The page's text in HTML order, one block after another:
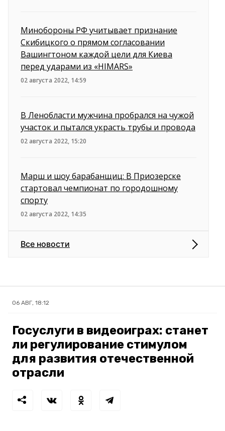
Минобороны РФ учитывает признание
Скибицкого о прямом согласовании
Вашингтоном каждой цели для Киева
перед ударами из «HIMARS»
02 августа 2022, 14:59
В Ленобласти мужчина пробрался на чужой
участок и пытался украсть трубы и провода
02 августа 2022, 15:20
Марш и шоу барабанщиц: В Приозерске
стартовал чемпионат по городошному
спорту
02 августа 2022, 14:35
Все новости
06 АВГ, 18:12
Госуслуги в видеоиграх: станет
ли регулирование стимулом
для развития отечественной
отрасли